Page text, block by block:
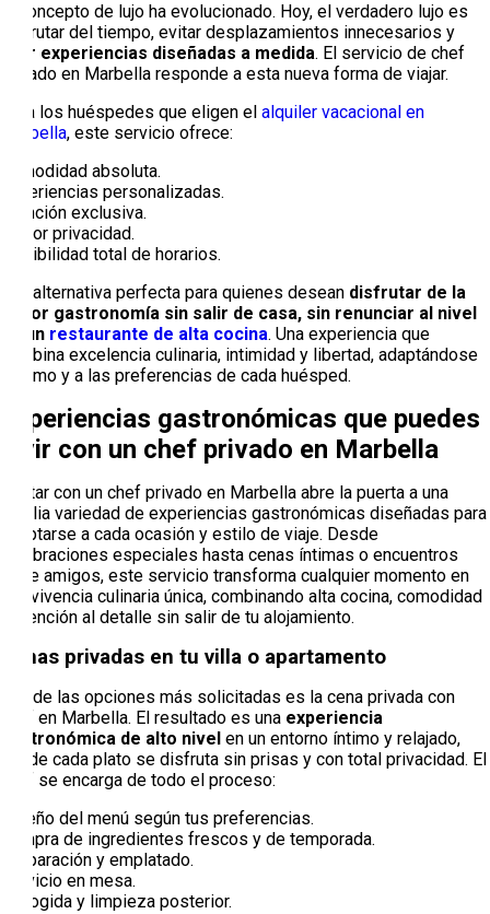
El concepto de lujo ha evolucionado. Hoy, el verdadero lujo es
disfrutar del tiempo, evitar desplazamientos innecesarios y
vivir experiencias diseñadas a medida. El servicio de chef
privado en Marbella responde a esta nueva forma de viajar.
Para los huéspedes que eligen el alquiler vacacional en
Marbella, este servicio ofrece:
Comodidad absoluta.
Experiencias personalizadas.
Atención exclusiva.
Mayor privacidad.
Flexibilidad total de horarios.
Una alternativa perfecta para quienes desean disfrutar de la
mejor gastronomía sin salir de casa, sin renunciar al nivel
de un restaurante de alta cocina. Una experiencia que
combina excelencia culinaria, intimidad y libertad, adaptándose
al ritmo y a las preferencias de cada huésped.
Experiencias gastronómicas que puedes
vivir con un chef privado en Marbella
Contar con un chef privado en Marbella abre la puerta a una
amplia variedad de experiencias gastronómicas diseñadas para
adaptarse a cada ocasión y estilo de viaje. Desde
celebraciones especiales hasta cenas íntimas o encuentros
entre amigos, este servicio transforma cualquier momento en
una vivencia culinaria única, combinando alta cocina, comodidad
y atención al detalle sin salir de tu alojamiento.
Cenas privadas en tu villa o apartamento
Una de las opciones más solicitadas es la cena privada con
chef en Marbella. El resultado es una experiencia
gastronómica de alto nivel en un entorno íntimo y relajado,
donde cada plato se disfruta sin prisas y con total privacidad. El
chef se encarga de todo el proceso:
Diseño del menú según tus preferencias.
Compra de ingredientes frescos y de temporada.
Preparación y emplatado.
Servicio en mesa.
Recogida y limpieza posterior.